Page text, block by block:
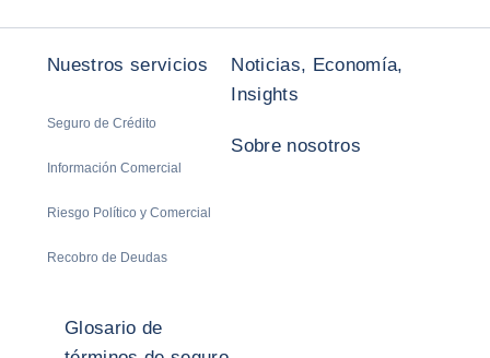
Nuestros servicios
Seguro de Crédito
Información Comercial
Riesgo Político y Comercial
Recobro de Deudas
Noticias, Economía,
Insights
Sobre nosotros
Glosario de